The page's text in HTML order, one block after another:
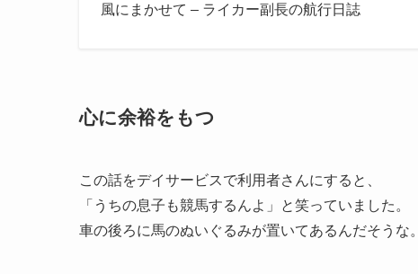
風にまかせて – ライカー副長の航行日誌
心に余裕をもつ
この話をデイサービスで利用者さんにすると、
「うちの息子も競馬するんよ」と笑っていました。
車の後ろに馬のぬいぐるみが置いてあるんだそうな。